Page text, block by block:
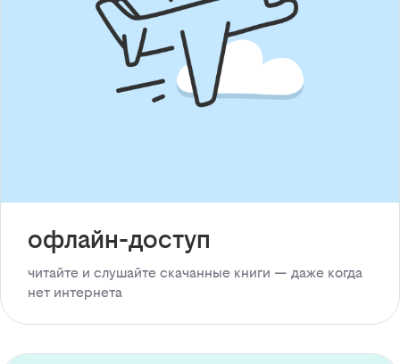
офлайн-доступ
читайте и слушайте скачанные книги — даже когда
нет интернета